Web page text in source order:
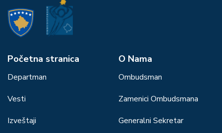
Početna stranica
Departman
Vesti
Izveštaji
О Nama
Ombudsman
Zamenici Ombudsmana
Generalni Sekretar